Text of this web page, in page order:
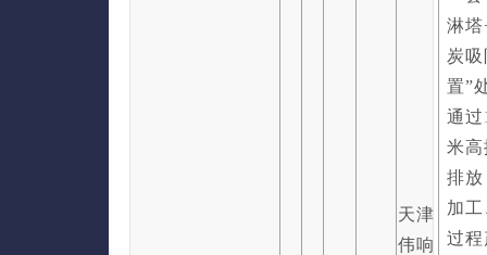
天津
伟响
淋
炭
置”
通
米
排
加
过